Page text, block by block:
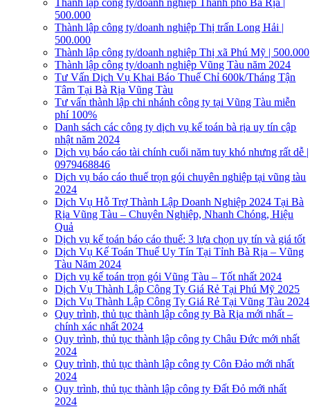
Thành lập công ty/doanh nghiệp Thành phố Bà Rịa |
500.000
Thành lập công ty/doanh nghiệp Thị trấn Long Hải |
500.000
Thành lập công ty/doanh nghiệp Thị xã Phú Mỹ | 500.000
Thành lập công ty/doanh nghiệp Vũng Tàu năm 2024
Tư Vấn Dịch Vụ Khai Báo Thuế Chỉ 600k/Tháng Tận
Tâm Tại Bà Rịa Vũng Tàu
Tư vấn thành lập chi nhánh công ty tại Vũng Tàu miễn
phí 100%
Danh sách các công ty dịch vụ kế toán bà rịa uy tín cập
nhật năm 2024
Dịch vụ báo cáo tài chính cuối năm tuy khó nhưng rất dễ |
0979468846
Dịch vụ báo cáo thuế trọn gói chuyên nghiệp tại vũng tàu
2024
Dịch Vụ Hỗ Trợ Thành Lập Doanh Nghiệp 2024 Tại Bà
Rịa Vũng Tàu – Chuyên Nghiệp, Nhanh Chóng, Hiệu
Quả
Dịch vụ kế toán báo cáo thuế: 3 lựa chọn uy tín và giá tốt
Dịch Vụ Kế Toán Thuế Uy Tín Tại Tỉnh Bà Rịa – Vũng
Tàu Năm 2024
Dịch vụ kế toán trọn gói Vũng Tàu – Tốt nhất 2024
Dịch Vụ Thành Lập Công Ty Giá Rẻ Tại Phú Mỹ 2025
Dịch Vụ Thành Lập Công Ty Giá Rẻ Tại Vũng Tàu 2024
Quy trình, thủ tục thành lập công ty Bà Rịa mới nhất –
chính xác nhất 2024
Quy trình, thủ tục thành lập công ty Châu Đức mới nhất
2024
Quy trình, thủ tục thành lập công ty Côn Đảo mới nhất
2024
Quy trình, thủ tục thành lập công ty Đất Đỏ mới nhất
2024